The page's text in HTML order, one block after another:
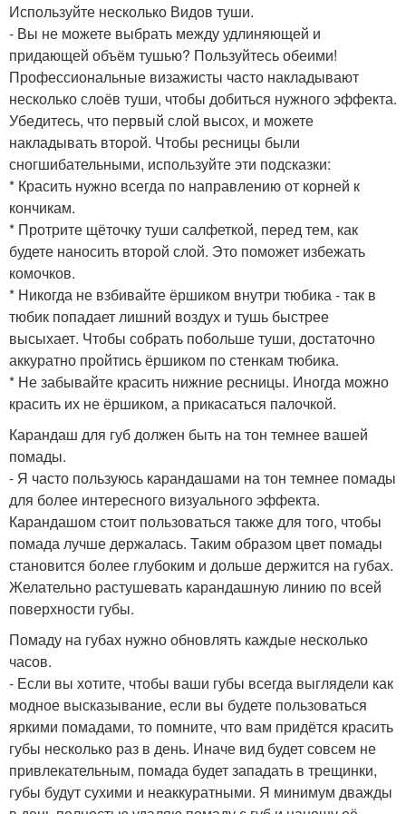
Используйте несколько Видов туши.
- Вы не можете выбрать между удлиняющей и
придающей объём тушью? Пользуйтесь обеими!
Профессиональные визажисты часто накладывают
несколько слоёв туши, чтобы добиться нужного эффекта.
Убедитесь, что первый слой высох, и можете
накладывать второй. Чтобы ресницы были
сногшибательными, используйте эти подсказки:
* Красить нужно всегда по направлению от корней к
кончикам.
* Протрите щёточку туши салфеткой, перед тем, как
будете наносить второй слой. Это поможет избежать
комочков.
* Никогда не взбивайте ёршиком внутри тюбика - так в
тюбик попадает лишний воздух и тушь быстрее
высыхает. Чтобы собрать побольше туши, достаточно
аккуратно пройтись ёршиком по стенкам тюбика.
* Не забывайте красить нижние ресницы. Иногда можно
красить их не ёршиком, а прикасаться палочкой.
Карандаш для губ должен быть на тон темнее вашей
помады.
- Я часто пользуюсь карандашами на тон темнее помады
для более интересного визуального эффекта.
Карандашом стоит пользоваться также для того, чтобы
помада лучше держалась. Таким образом цвет помады
становится более глубоким и дольше держится на губах.
Желательно растушевать карандашную линию по всей
поверхности губы.
Помаду на губах нужно обновлять каждые несколько
часов.
- Если вы хотите, чтобы ваши губы всегда выглядели как
модное высказывание, если вы будете пользоваться
яркими помадами, то помните, что вам придётся красить
губы несколько раз в день. Иначе вид будет совсем не
привлекательным, помада будет западать в трещинки,
губы будут сухими и неаккуратными. Я минимум дважды